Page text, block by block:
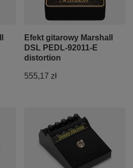
Efekt gitarowy Marshall
DSL PEDL-92011-E
distortion
555,17 zł